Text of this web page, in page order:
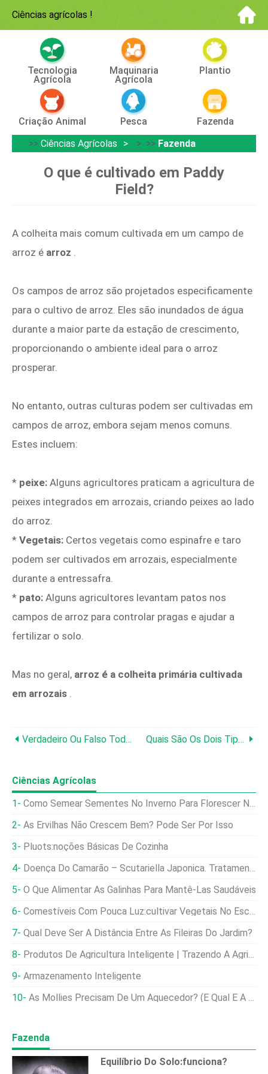
Ciências agrícolas !
Tecnologia
Agrícola
Maquinaria
Agrícola
Plantio
Criação Animal Pesca
Fazenda
>> Ciências Agrícolas > >> Fazenda
O que é cultivado em Paddy
Field?
A colheita mais comum cultivada em um campo de
arroz é arroz .
Os campos de arroz são projetados especificamente
para o cultivo de arroz. Eles são inundados de água
durante a maior parte da estação de crescimento,
proporcionando o ambiente ideal para o arroz
prosperar.
No entanto, outras culturas podem ser cultivadas em
campos de arroz, embora sejam menos comuns.
Estes incluem:
* peixe: Alguns agricultores praticam a agricultura de
peixes integrados em arrozais, criando peixes ao lado
do arroz.
* Vegetais: Certos vegetais como espinafre e taro
podem ser cultivados em arrozais, especialmente
durante a entressafra.
* pato: Alguns agricultores levantam patos nos
campos de arroz para controlar pragas e ajudar a
fertilizar o solo.
Mas no geral, arroz é a colheita primária cultivada
em arrozais .
Verdadeiro Ou Falso Toda A Agricultura Nos EUA É A Agricultura Mista? Quais São Os Dois Tipos De Especialidades Agrícolas?
Ciências Agrícolas
Como Semear Sementes No Inverno Para Florescer Na Primavera
As Ervilhas Não Crescem Bem? Pode Ser Por Isso
Pluots:noções Básicas De Cozinha
Doença Do Camarão – Scutariella Japonica. Tratamento.
O Que Alimentar As Galinhas Para Mantê-Las Saudáveis
Comestíveis Com Pouca Luz:cultivar Vegetais No Escuro
Qual ​​deve Ser A Distância Entre As Fileiras Do Jardim?
Produtos De Agricultura Inteligente | Trazendo A Agricultura Inteligente Para O Paquistão
Armazenamento Inteligente
As Mollies Precisam De Um Aquecedor? (E Qual É A Temperatura Ideal)
Fazenda
Equilíbrio Do Solo:funciona?